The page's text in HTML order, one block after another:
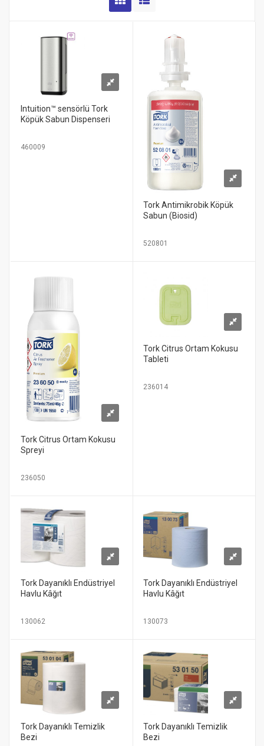
Intuition™ sensörlü Tork
Köpük Sabun Dispenseri
460009
Tork Antimikrobik Köpük
Sabun (Biosid)
520801
Tork Citrus Ortam Kokusu
Spreyi
236050
Tork Citrus Ortam Kokusu
Tableti
236014
Tork Dayanıklı Endüstriyel
Havlu Kâğıt
130062
Tork Dayanıklı Endüstriyel
Havlu Kâğıt
130073
Tork Dayanıklı Temizlik
Bezi
Tork Dayanıklı Temizlik
Bezi